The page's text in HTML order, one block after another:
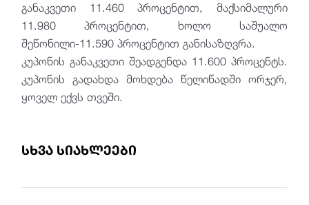
განაკვეთი 11.460 პროცენტით, მაქსიმალური
11.980 პროცენტით, ხოლო საშუალო
შეწონილი-11.590 პროცენტით განისაზღვრა.
კუპონის განაკვეთი შეადგენდა 11.600 პროცენტს.
კუპონის გადახდა მოხდება წელიწადში ორჯერ,
ყოველ ექვს თვეში.
სხვა სიახლეები